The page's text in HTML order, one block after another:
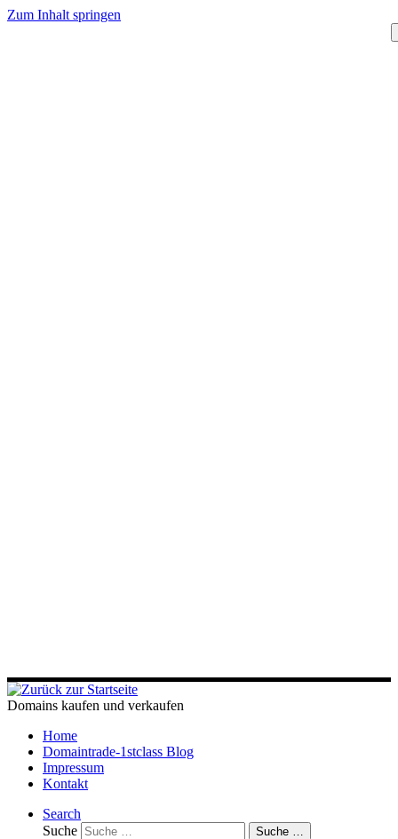
Zum Inhalt springen
Domains kaufen und verkaufen
Home
Domaintrade-1stclass Blog
Impressum
Kontakt
Search
Suche
Suche …